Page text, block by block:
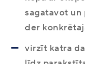
sagatavot un
der
virzīt katra